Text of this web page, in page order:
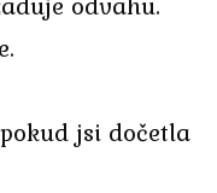
jsi dočetla